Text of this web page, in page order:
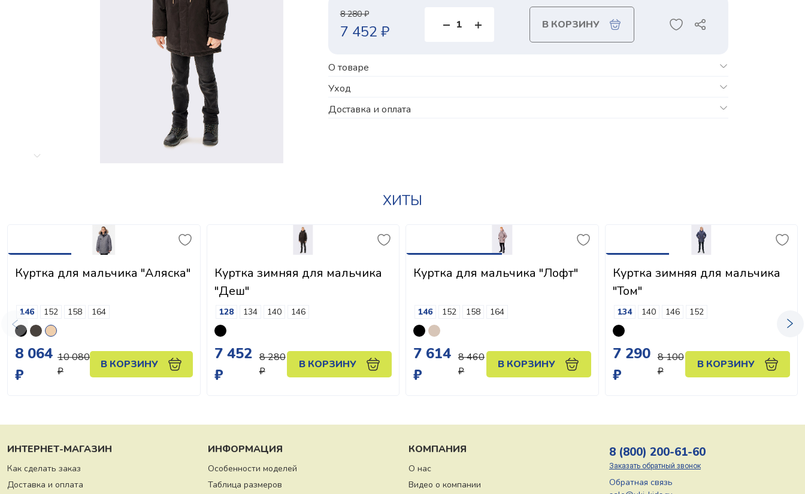
8 280 ₽
7 452 ₽ В КОРЗИНУ
О товаре
Уход
Доставка и оплата
ХИТЫ
Куртка для мальчика "Аляска"
146 152 158 164
8 064
₽
10 080
₽
В КОРЗИНУ
Куртка зимняя для мальчика
"Деш"
128 134 140 146
7 452
₽
8 280
₽
В КОРЗИНУ
Куртка для мальчика "Лофт"
146 152 158 164
7 614
₽
8 460
₽
В КОРЗИНУ
Куртка зимняя для мальчика
"Том"
134 140 146 152
7 290
₽
8 100
₽
В КОРЗИНУ
ИНТЕРНЕТ-МАГАЗИН
Как сделать заказ
Доставка и оплата
ИНФОРМАЦИЯ
Особенности моделей
Таблица размеров
КОМПАНИЯ
О нас
Видео о компании
8 (800) 200-61-60
Заказать обратный звонок
Обратная связь